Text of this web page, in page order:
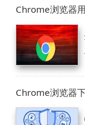
Chrome浏览器
Chrome浏览器